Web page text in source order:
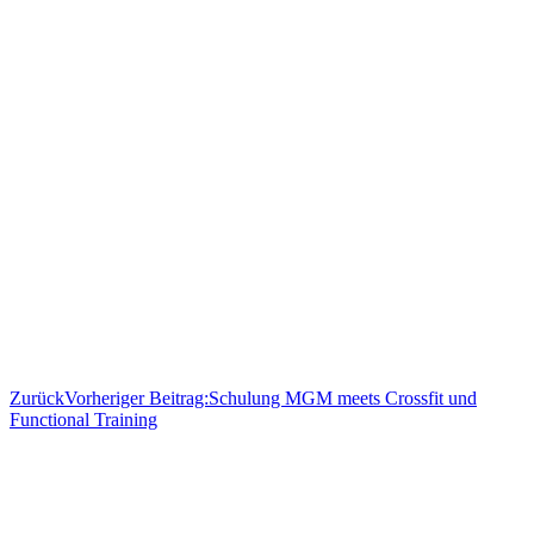
ZurückVorheriger Beitrag:Schulung MGM meets Crossfit und
Functional Training